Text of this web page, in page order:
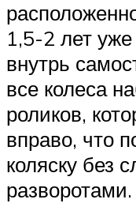
1,5-2 лет
внутрь
все колеса
роликов,
вправо, что
коляску без
разворотами.